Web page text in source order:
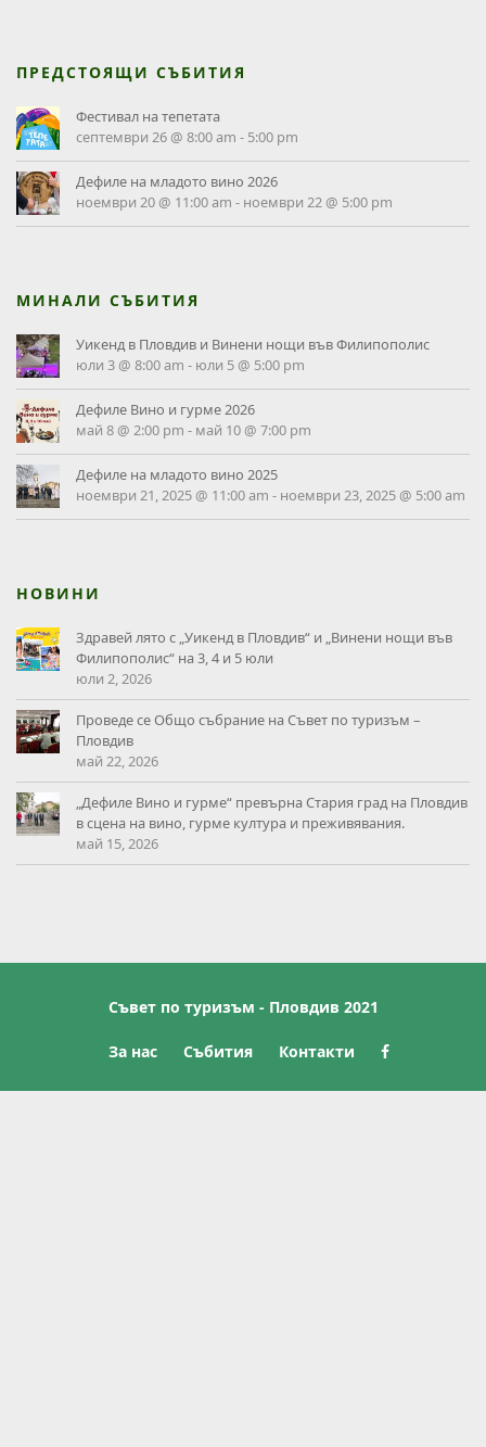
ПРЕДСТОЯЩИ СЪБИТИЯ
Фестивал на тепетата
септември 26 @ 8:00 am - 5:00 pm
Дефиле на младото вино 2026
ноември 20 @ 11:00 am - ноември 22 @ 5:00 pm
МИНАЛИ СЪБИТИЯ
Уикенд в Пловдив и Винени нощи във Филипополис
юли 3 @ 8:00 am - юли 5 @ 5:00 pm
Дефиле Вино и гурме 2026
май 8 @ 2:00 pm - май 10 @ 7:00 pm
Дефиле на младото вино 2025
ноември 21, 2025 @ 11:00 am - ноември 23, 2025 @ 5:00 am
НОВИНИ
Здравей лято с „Уикенд в Пловдив“ и „Винени нощи във
Филипополис“ на 3, 4 и 5 юли
юли 2, 2026
Проведе се Общо събрание на Съвет по туризъм –
Пловдив
май 22, 2026
„Дефиле Вино и гурме“ превърна Стария град на Пловдив
в сцена на вино, гурме култура и преживявания.
май 15, 2026
Съвет по туризъм - Пловдив 2021
За нас Събития Контакти